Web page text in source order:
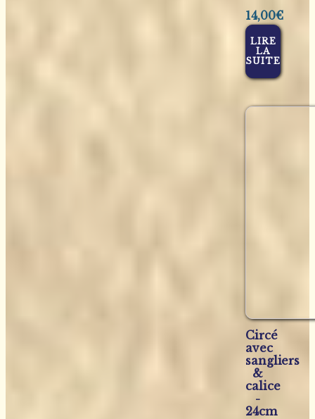
14,00€
LIRE
LA
SUITE
Circé
avec
sangliers
&
calice
-
24cm